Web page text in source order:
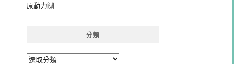
原動力🙌
分類
分